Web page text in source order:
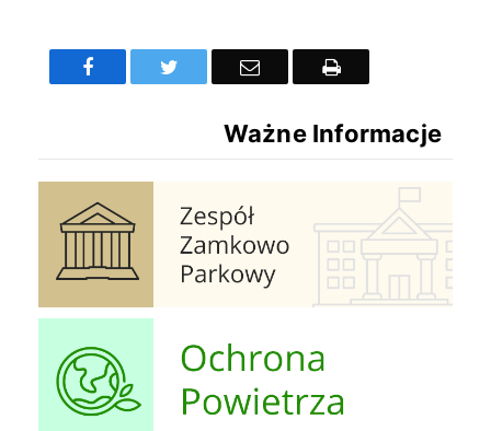
FacebookTwitter Email Drukuj
Ważne Informacje